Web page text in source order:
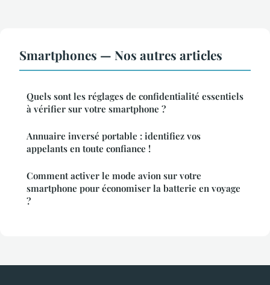
Smartphones — Nos autres articles
Quels sont les réglages de confidentialité essentiels
à vérifier sur votre smartphone ?
Annuaire inversé portable : identifiez vos
appelants en toute confiance !
Comment activer le mode avion sur votre
smartphone pour économiser la batterie en voyage
?